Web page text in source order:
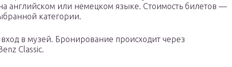
английском или немецком языке. Стоимость билетов —
категории.
в музей. Бронирование происходит через
Classic.